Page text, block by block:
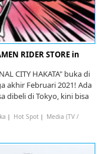
RIDER STORE in
CITY HAKATA" buka di
akhir Februari 2021! Ada
dibeli di Tokyo, kini bisa
｜ Hot Spot｜ Media (TV /